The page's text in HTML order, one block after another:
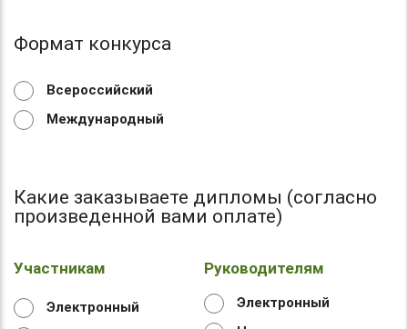
Формат конкурса
Всероссийский
Международный
Какие заказываете дипломы (согласно
произведенной вами оплате)
Участникам Руководителям
Электронный
Электронный